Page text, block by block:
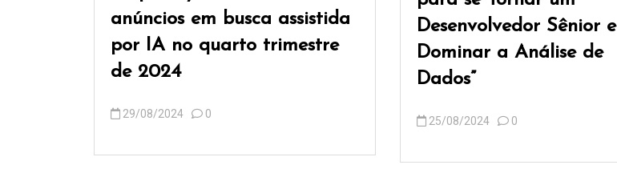
anúncios em busca assistida
por IA no quarto trimestre
de 2024
29/08/2024 0
Desenvolvedor Sênior e
Dominar a Análise de
Dados”
25/08/2024 0